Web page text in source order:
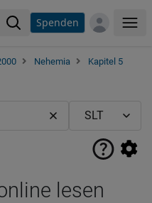
Spenden
Nehemia
Kapitel 5
lesen